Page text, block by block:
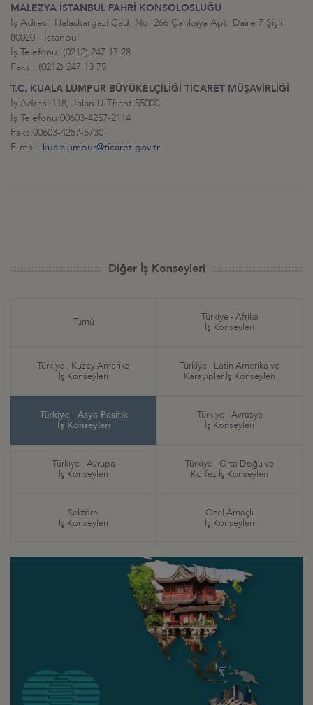
MALEZYA İSTANBUL FAHRİ KONSOLOSLUĞU
İş Adresi: Halaskargazi Cad. No: 266 Çankaya Apt. Daire 7 Şişli
80020 - İstanbul
İş Telefonu: (0212) 247 17 28
Faks : (0212) 247 13 75
T.C. KUALA LUMPUR BÜYÜKELÇİLİĞİ TİCARET MÜŞAVİRLİĞİ
İş Adresi:118, Jalan U Thant 55000
İş Telefonu:00603-4257-2114
Faks:00603-4257-5730
E-mail: kualalumpur@ticaret.gov.tr
Diğer İş Konseyleri
Tümü
Türkiye - Afrika
İş Konseyleri
Türkiye - Kuzey Amerika
İş Konseyleri
Türkiye - Latin Amerika ve
Karayipler İş Konseyleri
Türkiye - Asya Pasifik
İş Konseyleri
Türkiye - Avrasya
İş Konseyleri
Türkiye - Avrupa
İş Konseyleri
Türkiye - Orta Doğu ve
Körfez İş Konseyleri
Sektörel
İş Konseyleri
Özel Amaçlı
İş Konseyleri